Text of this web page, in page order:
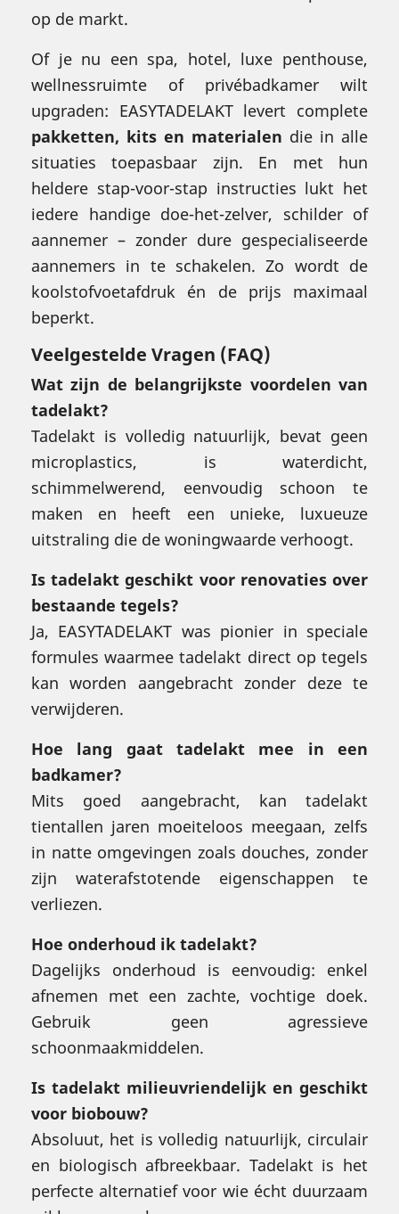
op de markt.
Of je nu een spa, hotel, luxe penthouse,
wellnessruimte of privébadkamer wilt
upgraden: EASYTADELAKT levert complete
pakketten, kits en materialen die in alle
situaties toepasbaar zijn. En met hun
heldere stap-voor-stap instructies lukt het
iedere handige doe-het-zelver, schilder of
aannemer – zonder dure gespecialiseerde
aannemers in te schakelen. Zo wordt de
koolstofvoetafdruk én de prijs maximaal
beperkt.
Veelgestelde Vragen (FAQ)
Wat zijn de belangrijkste voordelen van
tadelakt?
Tadelakt is volledig natuurlijk, bevat geen
microplastics, is waterdicht,
schimmelwerend, eenvoudig schoon te
maken en heeft een unieke, luxueuze
uitstraling die de woningwaarde verhoogt.
Is tadelakt geschikt voor renovaties over
bestaande tegels?
Ja, EASYTADELAKT was pionier in speciale
formules waarmee tadelakt direct op tegels
kan worden aangebracht zonder deze te
verwijderen.
Hoe lang gaat tadelakt mee in een
badkamer?
Mits goed aangebracht, kan tadelakt
tientallen jaren moeiteloos meegaan, zelfs
in natte omgevingen zoals douches, zonder
zijn waterafstotende eigenschappen te
verliezen.
Hoe onderhoud ik tadelakt?
Dagelijks onderhoud is eenvoudig: enkel
afnemen met een zachte, vochtige doek.
Gebruik geen agressieve
schoonmaakmiddelen.
Is tadelakt milieuvriendelijk en geschikt
voor biobouw?
Absoluut, het is volledig natuurlijk, circulair
en biologisch afbreekbaar. Tadelakt is het
perfecte alternatief voor wie écht duurzaam